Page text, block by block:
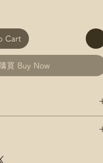
Cart
買 Buy Now
付款: 請選【Manual
給爺爺